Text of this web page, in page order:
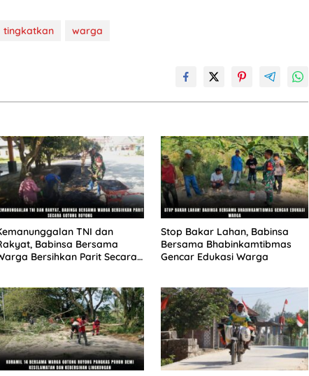
tingkatkan warga
TNI dan
Babinsa Bersama
Bersihkan Parit Secara
Stop Bakar Lahan, Babinsa
Bersama Bhabinkamtibmas
Gencar Edukasi Warga